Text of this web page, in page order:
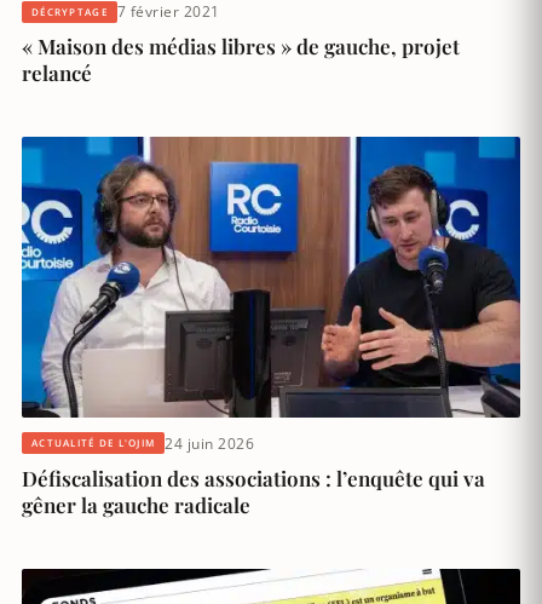
DÉCRYPTAGE 7 février 2021
« Maison des médias libres » de gauche, projet
relancé
ACTUALITÉ DE L'OJIM 24 juin 2026
Défiscalisation des associations : l’enquête qui va
gêner la gauche radicale